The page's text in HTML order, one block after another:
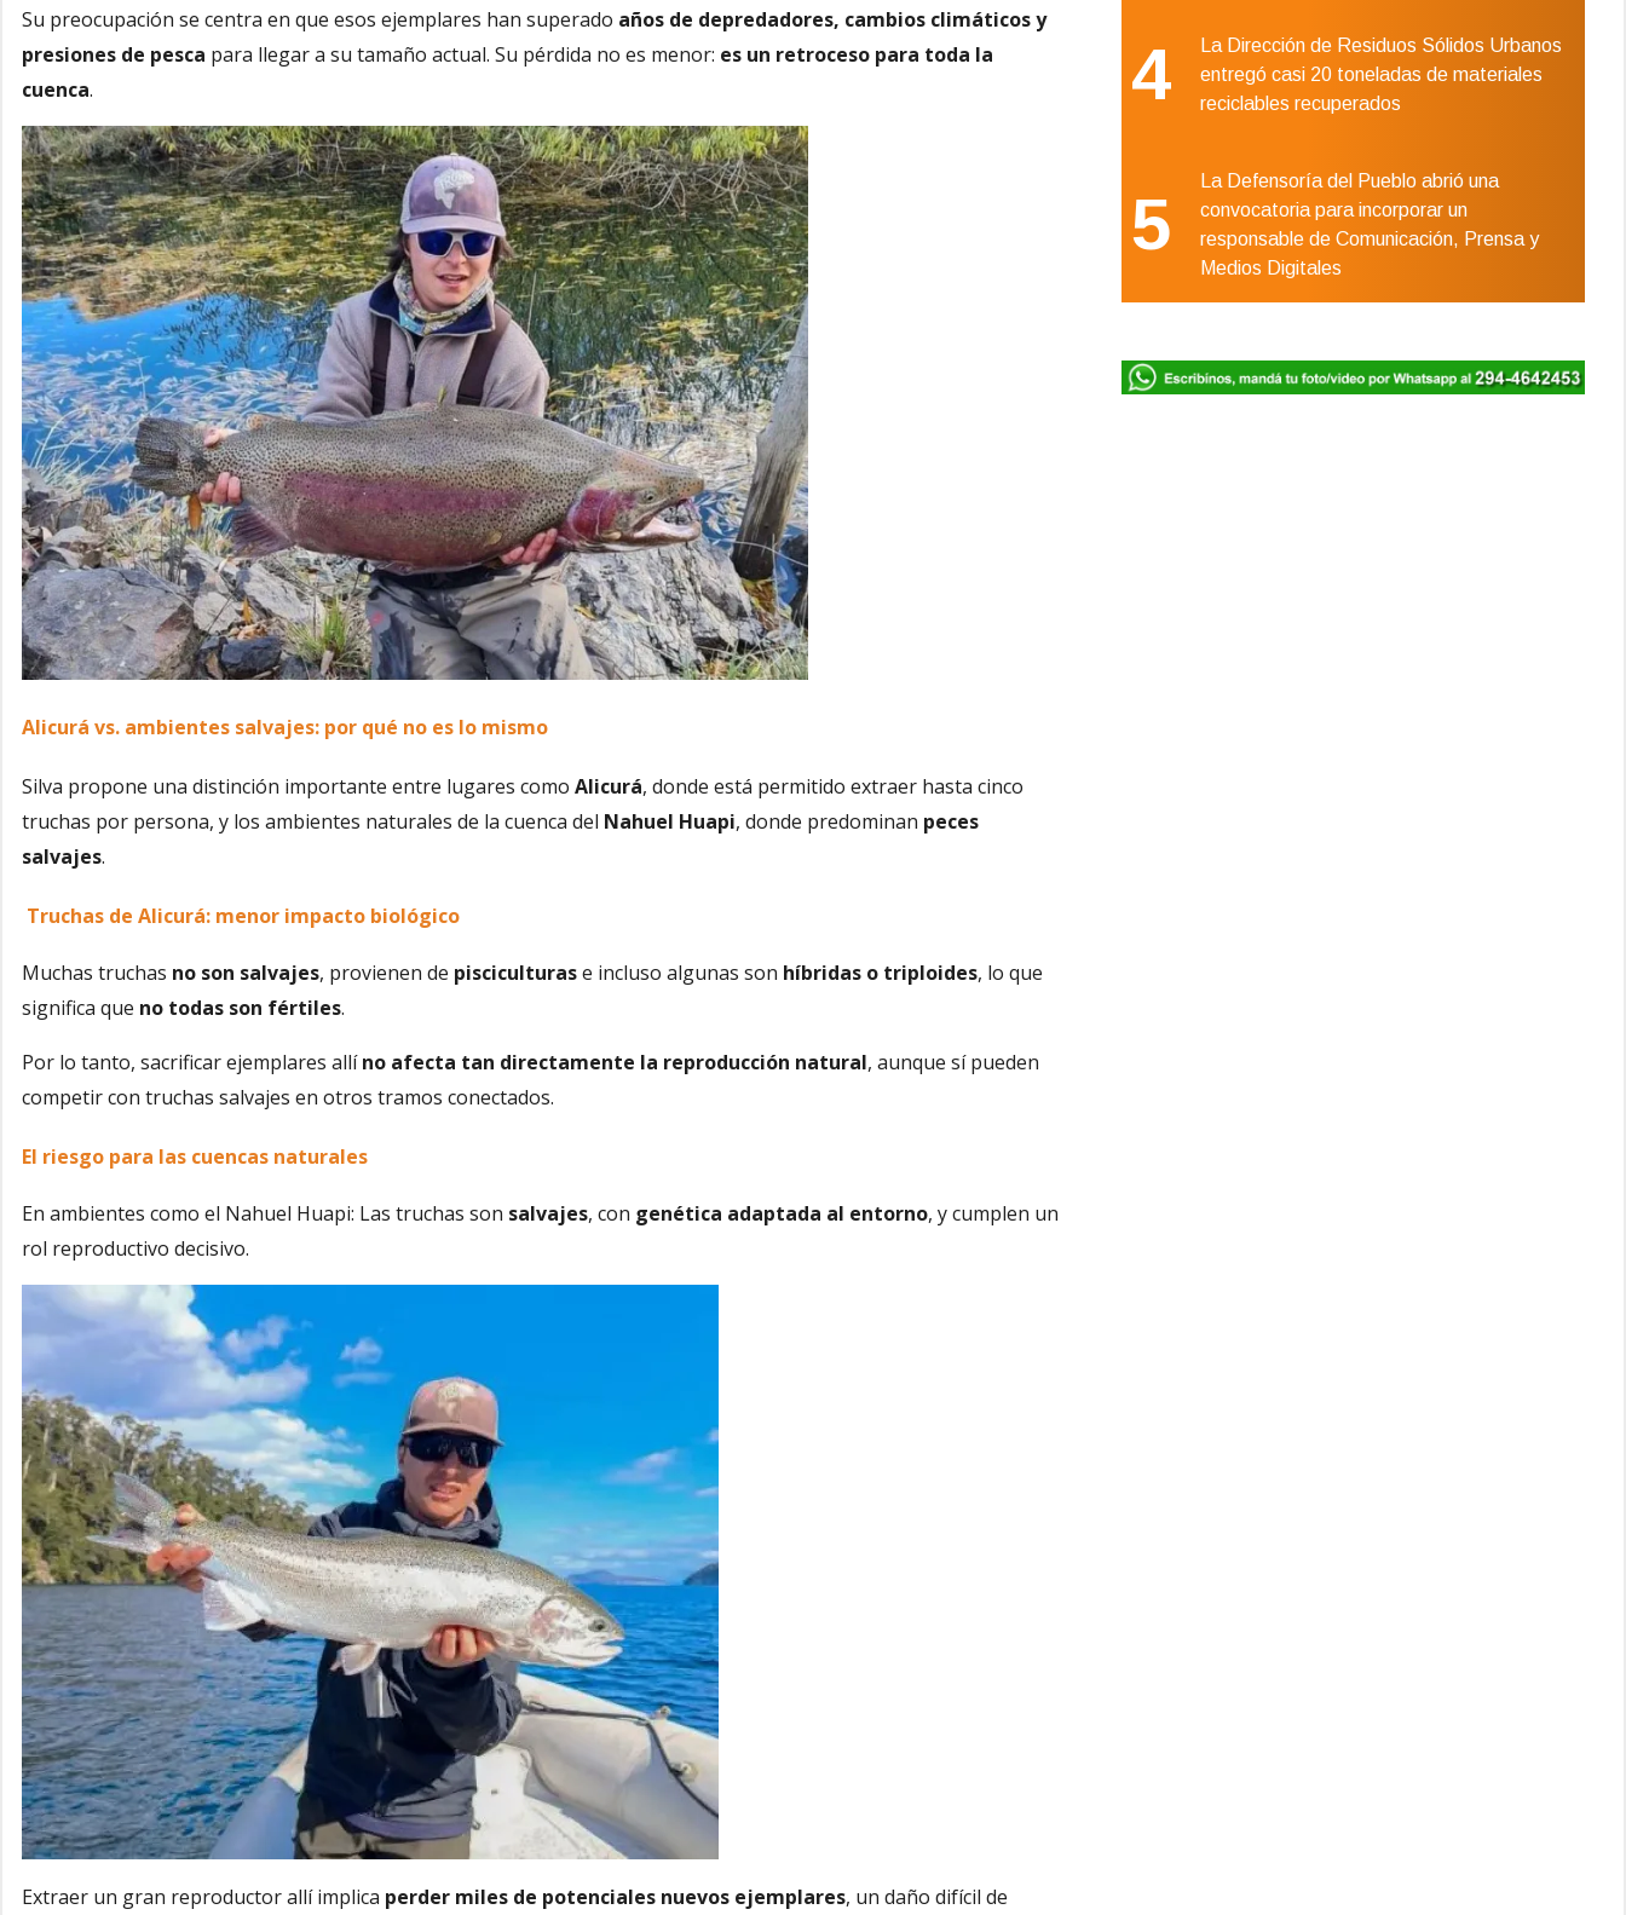
Su preocupación se centra en que esos ejemplares han superado años de depredadores, cambios climáticos y
presiones de pesca para llegar a su tamaño actual. Su pérdida no es menor: es un retroceso para toda la
cuenca.
Alicurá vs. ambientes salvajes: por qué no es lo mismo
Silva propone una distinción importante entre lugares como Alicurá, donde está permitido extraer hasta cinco
truchas por persona, y los ambientes naturales de la cuenca del Nahuel Huapi, donde predominan peces
salvajes.
Truchas de Alicurá: menor impacto biológico
Muchas truchas no son salvajes, provienen de pisciculturase incluso algunas son híbridas o triploides, lo que
significa que no todas son fértiles.
Por lo tanto, sacrificar ejemplares allíno afecta tan directamente la reproducción natural, aunque sí pueden
competir con truchas salvajes en otros tramos conectados.
El riesgo para las cuencas naturales
En ambientes como el Nahuel Huapi: Las truchas son salvajes, con genética adaptada al entorno, y cumplen un
rol reproductivo decisivo.
Extraer un gran reproductor allí implica perder miles de potenciales nuevos ejemplares, un daño difícil de
4
La Dirección de Residuos Sólidos Urbanos
entregó casi 20 toneladas de materiales
reciclables recuperados
5
La Defensoría del Pueblo abrió una
convocatoria para incorporar un
responsable de Comunicación, Prensa y
Medios Digitales